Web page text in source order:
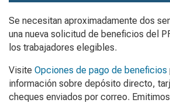
Se necesitan aproximadamente dos
una nueva solicitud de beneficios del
los trabajadores elegibles.
Visite Opciones de pago de beneficios
información sobre depósito directo,
cheques enviados por correo.